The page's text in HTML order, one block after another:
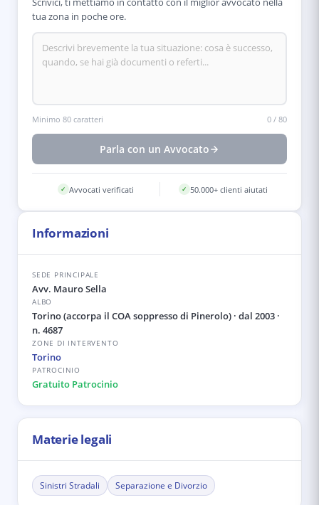
tua zona in poche ore.
Minimo 80 caratteri 0 / 80
Parla con un Avvocato
✓ Avvocati verificati ✓ 50.000+ clienti aiutati
Informazioni
SEDE PRINCIPALE
Avv. Mauro Sella
ALBO
Torino (accorpa il COA soppresso di Pinerolo) · dal 2003 ·
n. 4687
ZONE DI INTERVENTO
Torino
PATROCINIO
Gratuito Patrocinio
Materie legali
Sinistri Stradali Separazione e Divorzio